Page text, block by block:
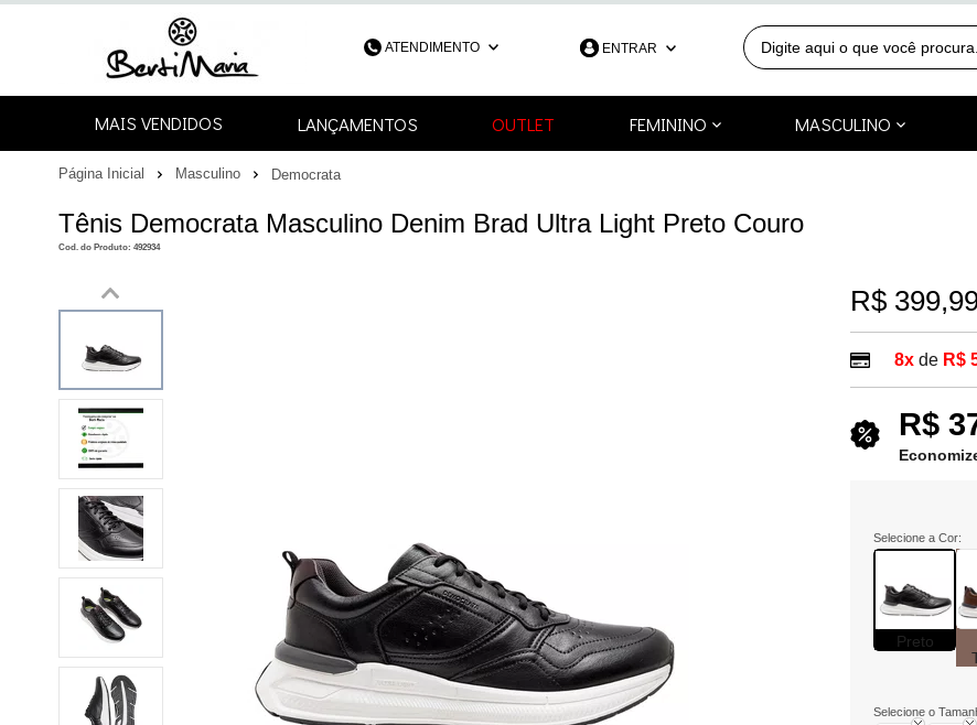
ATENDIMENTO
(48) 3052-4390
48991253418
ENTRAR
MAIS VENDIDOS LANÇAMENTOS OUTLET FEMININO MASCULINO
Página Inicial Masculino Democrata
Tênis Democrata Masculino Denim Brad Ultra Light Preto Couro
Cod. do Produto: 492934
R$
8x de R$
R$
Selecione a Cor:
Preto
Selecione o